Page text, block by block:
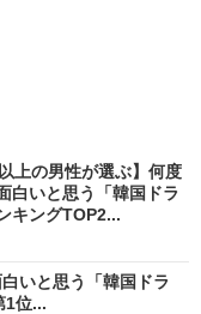
以上の男性が選ぶ】何度
白いと思う「韓国ドラ
キングTOP2...
いと思う「韓国ドラ
位...